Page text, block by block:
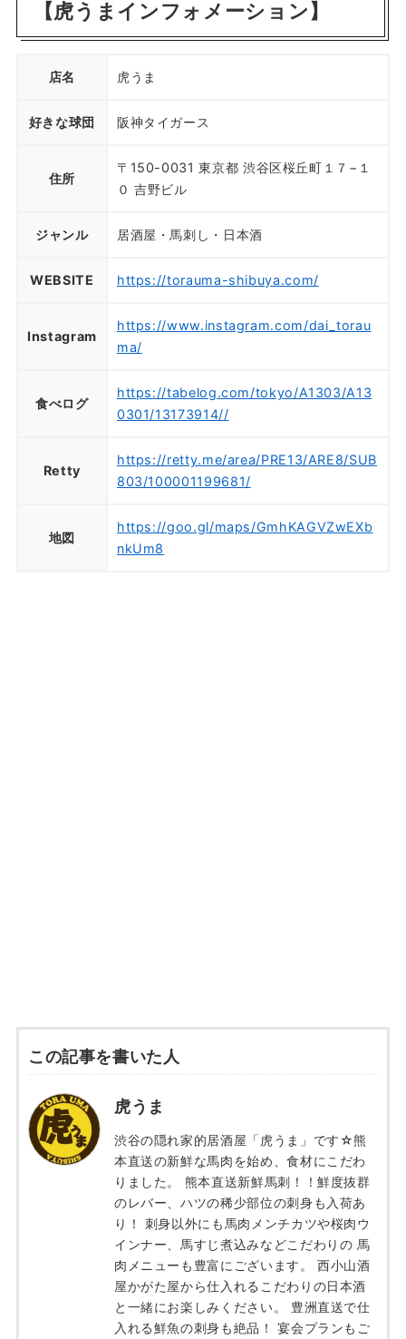
【虎うまインフォメーション】
店名 虎うま
好きな球団 阪神タイガース
住所
〒150-0031 東京都 渋谷区桜丘町１７−１
０ 吉野ビル
ジャンル 居酒屋・馬刺し・日本酒
WEBSITE https://torauma-shibuya.com/
Instagram
https://www.instagram.com/dai_torau
ma/
食べログ
https://tabelog.com/tokyo/A1303/A13
0301/13173914//
Retty
https://retty.me/area/PRE13/ARE8/SUB
803/100001199681/
地図
https://goo.gl/maps/GmhKAGVZwEXb
nkUm8
この記事を書いた人
虎うま
渋谷の隠れ家的居酒屋「虎うま」です☆熊
本直送の新鮮な馬肉を始め、食材にこだわ
りました。 熊本直送新鮮馬刺！！鮮度抜群
のレバー、ハツの稀少部位の刺身も入荷あ
り！ 刺身以外にも馬肉メンチカツや桜肉ウ
インナー、馬すじ煮込みなどこだわりの 馬
肉メニューも豊富にございます。 西小山酒
屋かがた屋から仕入れるこだわりの日本酒
と一緒にお楽しみください。 豊洲直送で仕
入れる鮮魚の刺身も絶品！ 宴会プランもご